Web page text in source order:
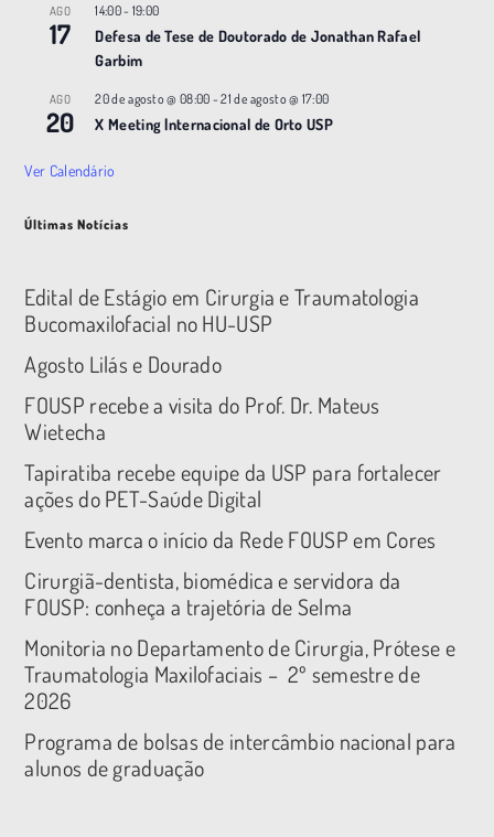
AGO
17
14:00- 19:00
Defesa de Tese de Doutorado de Jonathan Rafael
Garbim
AGO
20
20 de agosto @ 08:00 -21 de agosto @ 17:00
X Meeting |nternacional de Orto USP
Ver Calendário
Últimas Notícias
Edital de Estágio em Cirurgia e Traumatologia
Bucomaxilofacial no HU-USP
Agosto Lilás e Dourado
FOUSP recebe a visita do Prof. Dr. Mateus
Wietecha
Tapiratiba recebe equipe da USP para fortalecer
ações do PET-Saúde Digital
Evento marca o início da Rede FOUSP em Cores
Cirurgiã-dentista, biomédica e servidora da
FOUSP: conheça a trajetória de Selma
Monitoria no Departamento de Cirurgia, Prótese e
Traumatologia Maxilofaciais – 2º semestre de
2026
Programa de bolsas de intercâmbio nacional para
alunos de graduação